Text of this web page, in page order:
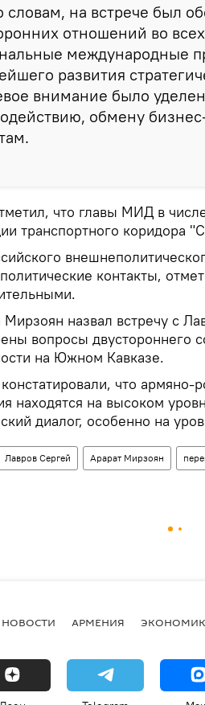
словам, на встрече был
отношений во
международные
развития
внимание было
обмену
что главы МИД в
транспортного коридора
контакты,
назвал встречу с
вопросы двустороннего
на Южном Кавказе.
что армяно-
находятся на высоком
диалог, особенно на
Лавров Сергей Арарат Мирзоян
НОВОСТИ АРМЕНИЯ